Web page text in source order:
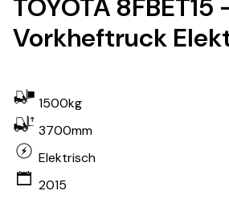
TOYOTA 8FBET15
Vorkheftruck
1500kg
3700mm
Elektrisch
2015